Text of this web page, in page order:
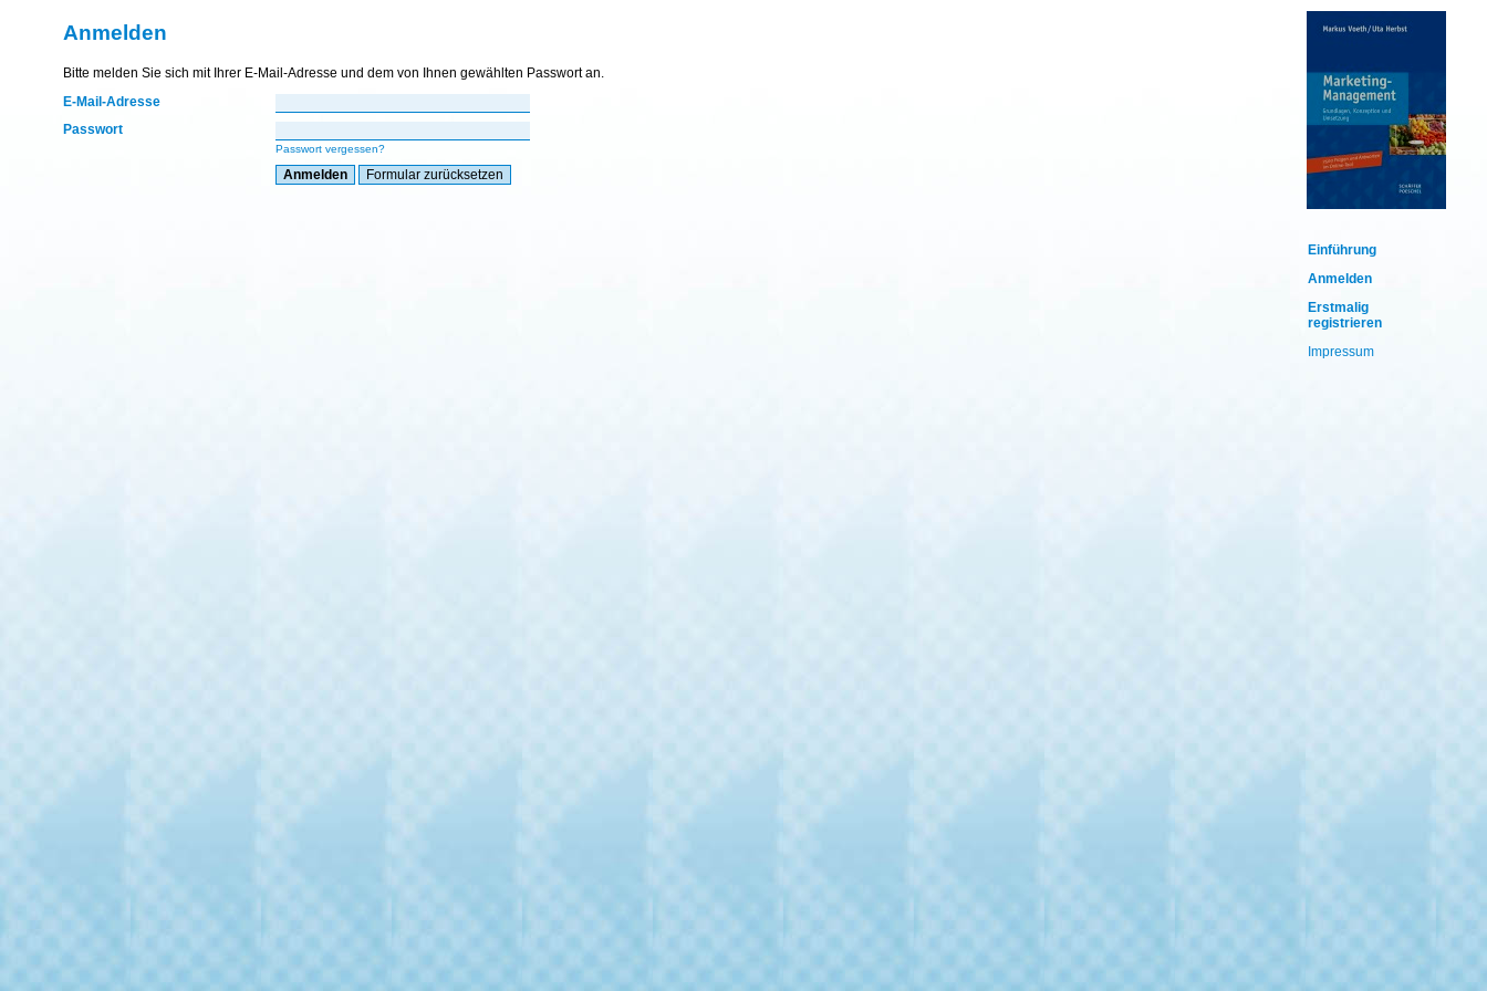
Einführung
Anmelden
Erstmalig
registrieren
Impressum
Anmelden
Bitte melden Sie sich mit Ihrer E-Mail-Adresse und dem von Ihnen gewählten Passwort an.
E-Mail-Adresse
Passwort
Passwort vergessen?